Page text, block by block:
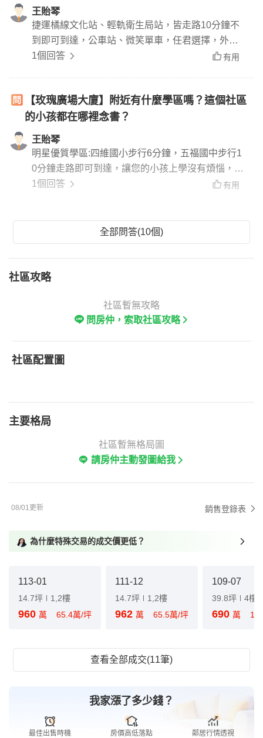
王貽琴
捷運橘線文化站、輕軌衛生局站，皆走路10分鐘不
到即可到達，公車站、微笑單車，任君選擇，外出
不用開車，不用找停車位
1個回答 有用
【玫瑰廣場大廈】附近有什麼學區嗎？這個社區
的小孩都在哪裡念書？
王貽琴
明星優質學區:四維國小步行6分鐘，五福國中步行1
0分鐘走路即可到達，讓您的小孩上學沒有煩惱，爸
媽可安心上班
1個回答 有用
全部問答(10個)
社區攻略
社區暫無攻略
問房仲，索取社區攻略
社區配置圖
主要格局
社區暫無格局圖
請房仲主動發圖給我
08/01更新 銷售登錄表
為什麼特殊交易的成交價更低？
113-01
14.7坪 1,2樓
960 萬 65.4萬/坪
111-12
14.7坪 1,2樓
962 萬 65.5萬/坪
109-07
39.8坪 4樓
690 萬
查看全部成交(11筆)
我家漲了多少錢？
最佳出售時機 房價高低落點 鄰居行情透視